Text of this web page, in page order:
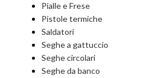
Pialle e Frese
Pistole termiche
Saldatori
Seghe a gattuccio
Seghe circolari
Seghe da banco